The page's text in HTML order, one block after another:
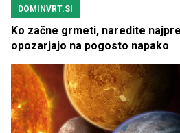
DOMINVRT.SI
Ko začne grmeti, naredite
opozarjajo na pogosto napako